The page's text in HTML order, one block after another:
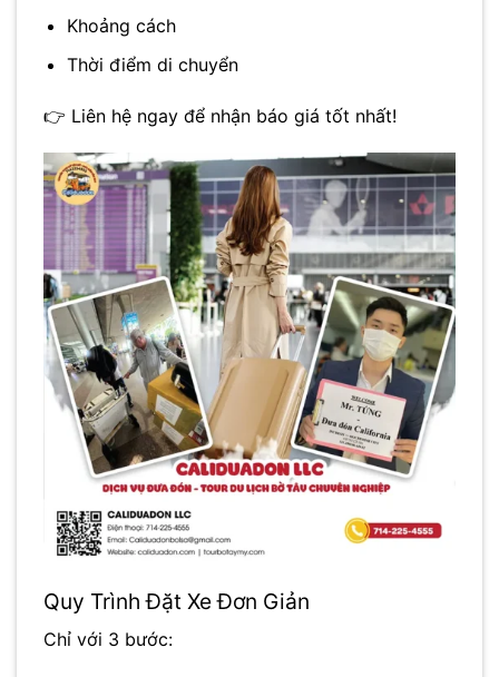
Khoảng cách
Thời điểm di chuyển
👉 Liên hệ ngay để nhận báo giá tốt nhất!
Quy Trình Đặt Xe Đơn Giản
Chỉ với 3 bước: